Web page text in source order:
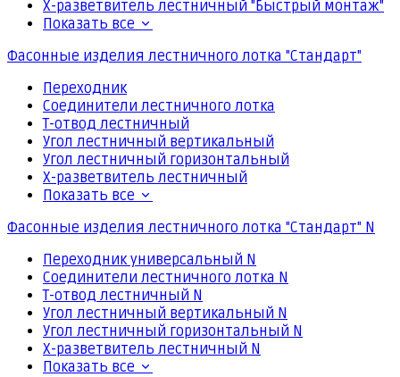
Х-разветвитель лестничный "Быстрый монтаж"
Показать все
Фасонные изделия лестничного лотка "Стандарт"
Переходник
Соединители лестничного лотка
Т-отвод лестничный
Угол лестничный вертикальный
Угол лестничный горизонтальный
Х-разветвитель лестничный
Показать все
Фасонные изделия лестничного лотка "Стандарт" N
Переходник универсальный N
Соединители лестничного лотка N
Т-отвод лестничный N
Угол лестничный вертикальный N
Угол лестничный горизонтальный N
Х-разветвитель лестничный N
Показать все